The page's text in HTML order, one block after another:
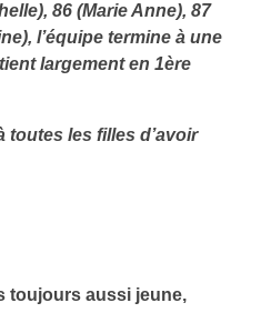
86 (Marie Anne), 87
l’équipe termine à une
largement en 1ère
toutes les filles d’avoir
toujours aussi jeune,